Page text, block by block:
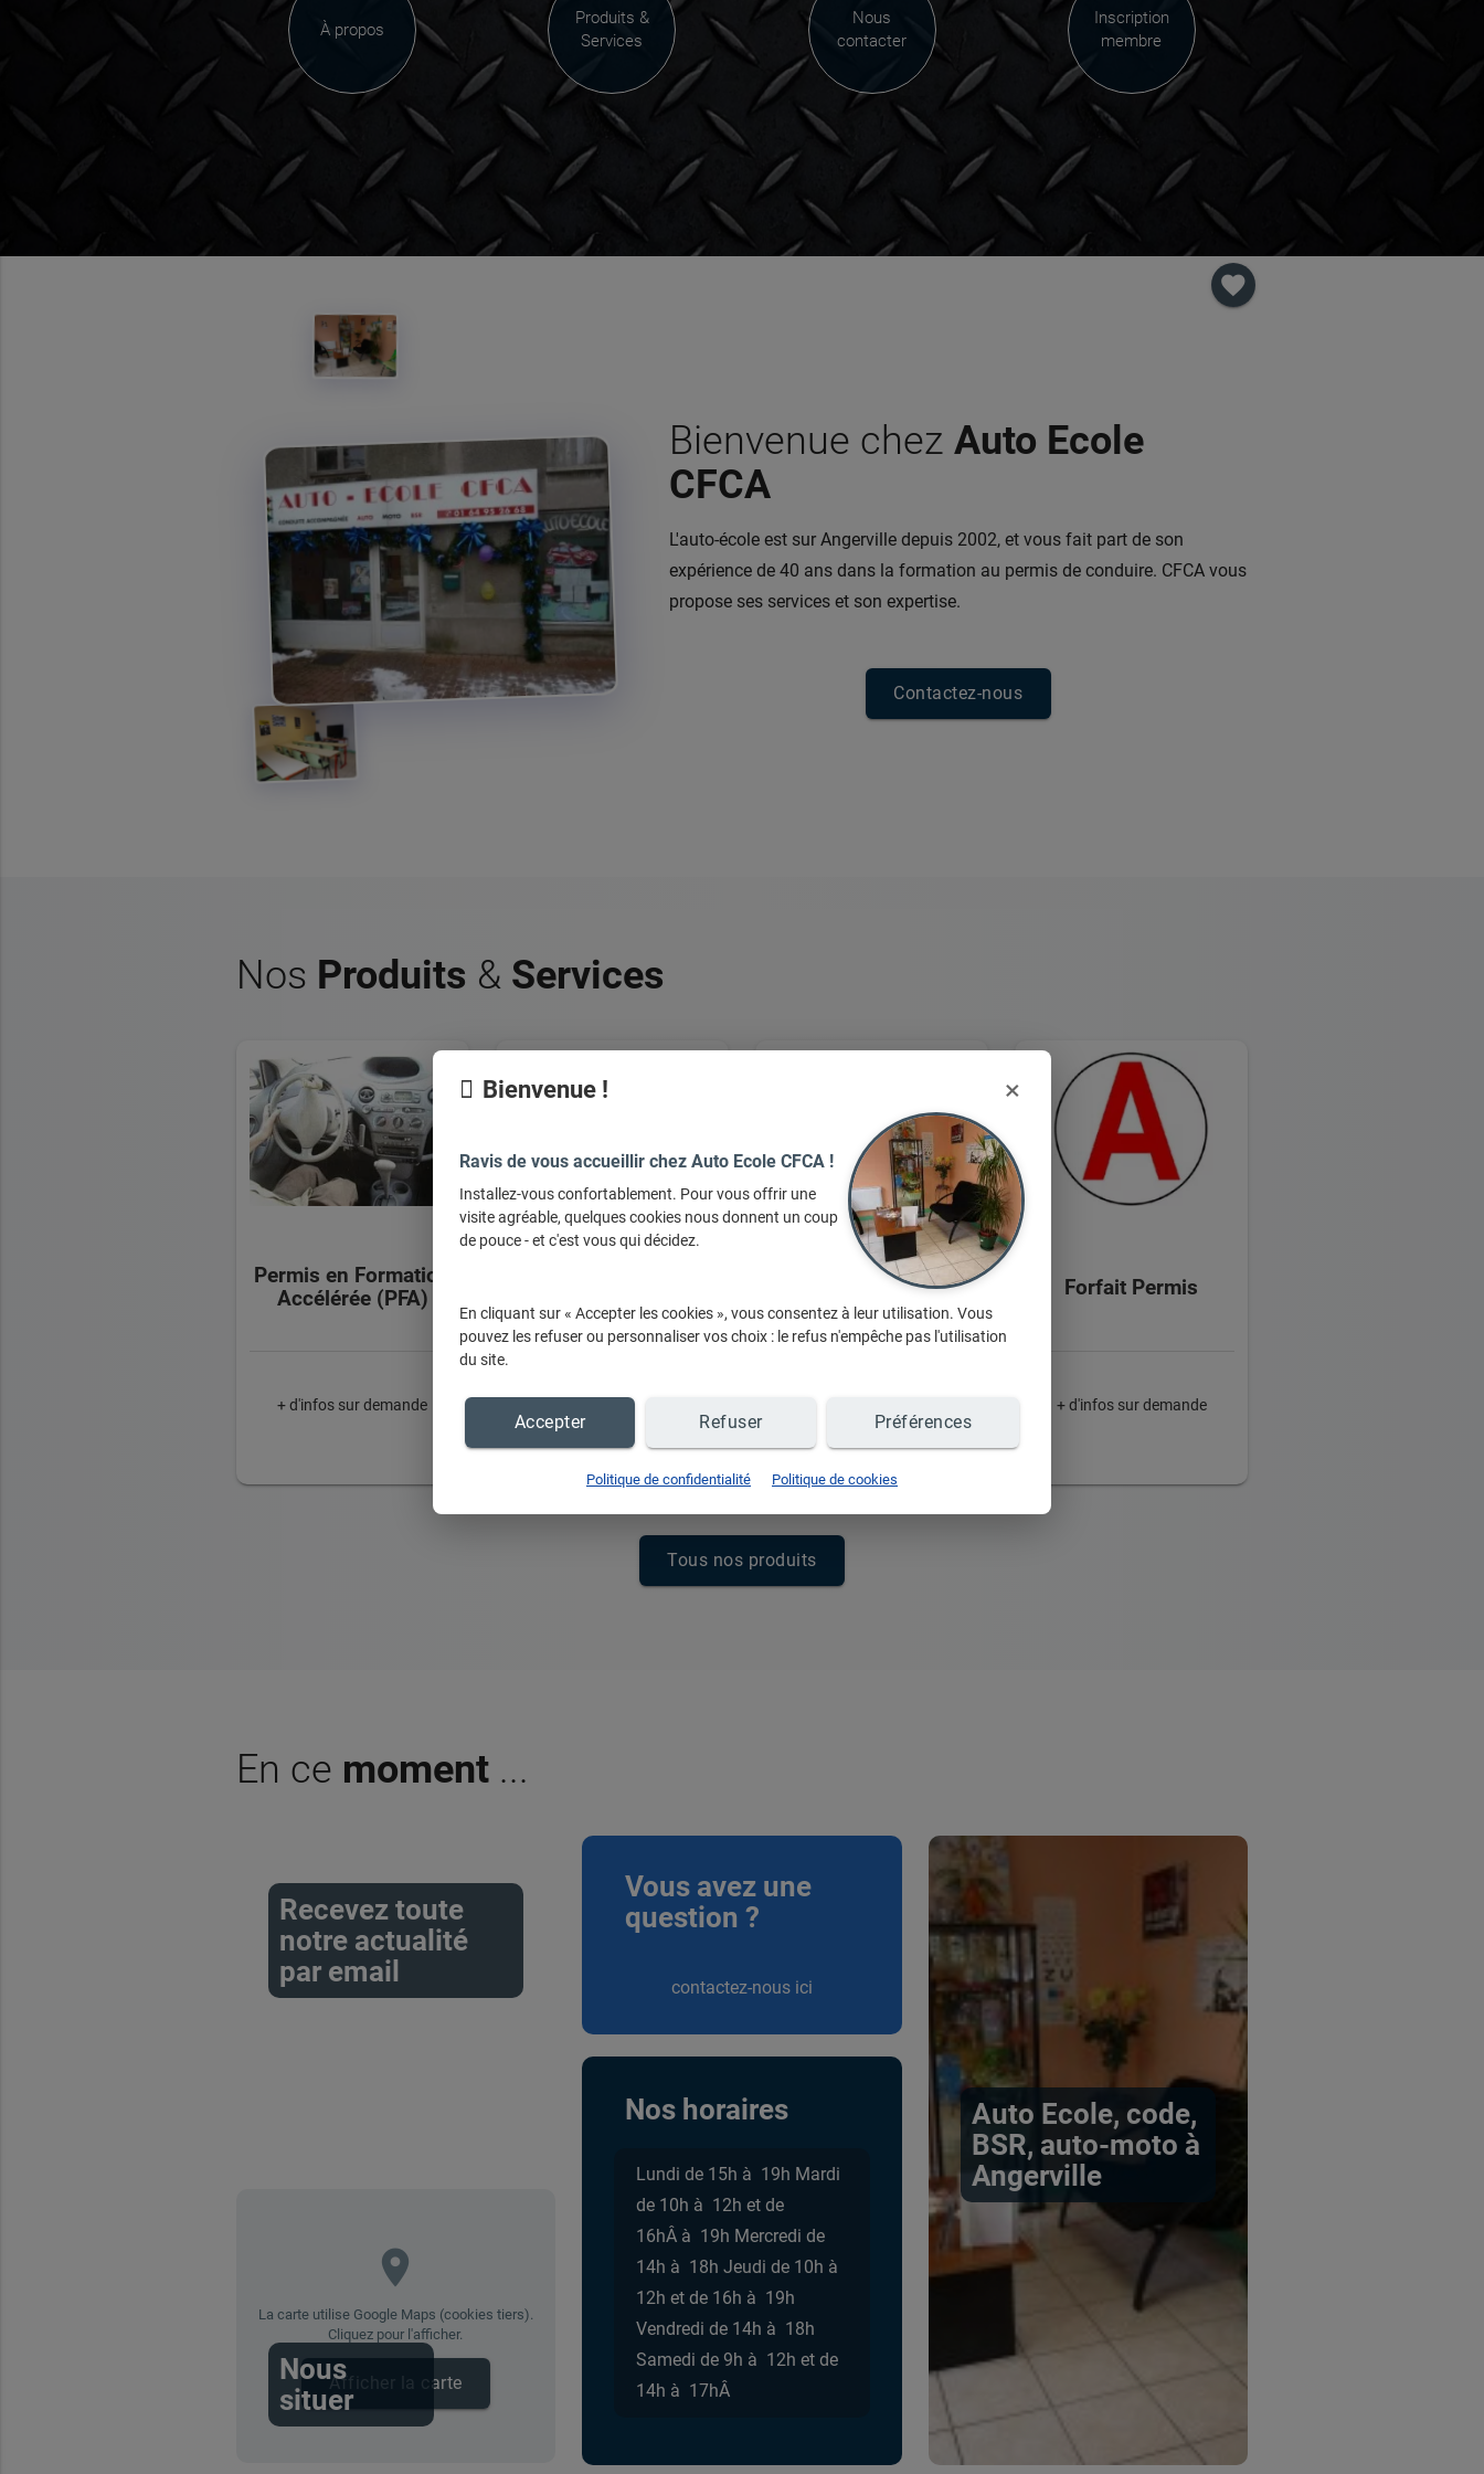
À propos
Produits &
Services
Nous
contacter
Inscription
membre
favorite
Bienvenue chez Auto Ecole
CFCA
L'auto-école est sur Angerville depuis 2002, et vous fait part de son
expérience de 40 ans dans la formation au permis de conduire. CFCA vous
propose ses services et son expertise.
Contactez-nous
Nos Produits & Services
Permis en Formation
Accélérée (PFA)
+ d'infos sur demande + d'infos sur demande
Conduite
Forfait Permis
+ d'infos sur demande
Tous nos produits
En ce moment...
Recevez toute
notre actualité
par email
place
La carte utilise Google Maps (cookies tiers).
Cliquez pour l'afficher.
Afficher la carte
Nous
situer
Vous avez une
question ?
contactez-nous ici
Nos horaires
Lundi de 15h à 19h Mardi
de 10h à 12h et de
16hÂ à 19h Mercredi de
14h à 18h Jeudi de 10h à
12h et de 16h à 19h
Vendredi de 14h à 18h
Samedi de 9h à 12h et de
14h à 17hÂ
Auto Ecole, code,
BSR, auto-moto à
Angerville
Bienvenue ! ×
Ravis de vous accueillir chez Auto Ecole CFCA !
Installez-vous confortablement. Pour vous offrir une
visite agréable, quelques cookies nous donnent un coup
de pouce - et c'est vous qui décidez.
En cliquant sur « Accepter les cookies », vous consentez à leur utilisation. Vous
pouvez les refuser ou personnaliser vos choix : le refus n'empêche pas l'utilisation
du site.
Accepter Refuser Préférences
Politique de confidentialité Politique de cookies